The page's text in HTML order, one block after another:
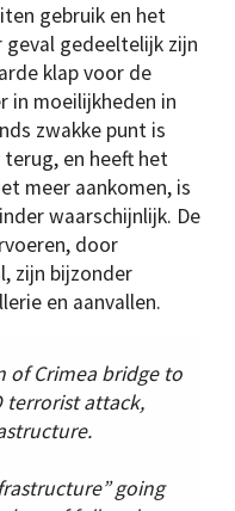
gebruik en het
gedeeltelijk zijn
klap voor de
in moeilijkheden in
zwakke punt is
en heeft het
meer aankomen, is
waarschijnlijk. De
door
zijn bijzonder
en aanvallen.
of Crimea bridge to
terrorist attack,
going